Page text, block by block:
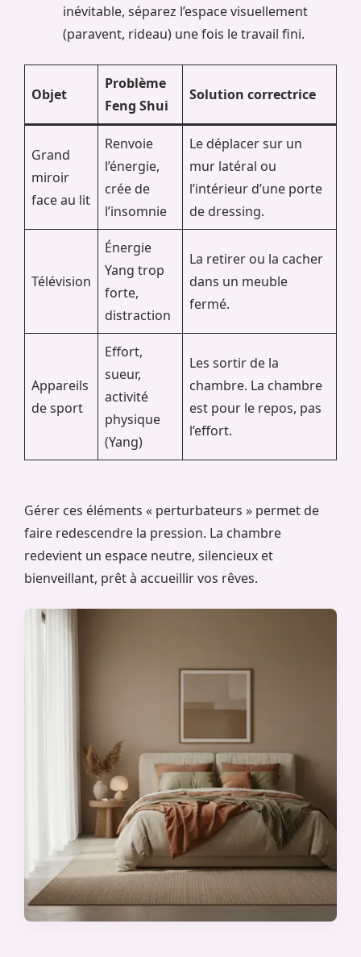
inévitable, séparez l’espace visuellement
(paravent, rideau) une fois le travail fini.
Objet
Problème
Feng Shui
Solution correctrice
Grand
miroir
face au lit
Renvoie
l’énergie,
crée de
l’insomnie
Le déplacer sur un
mur latéral ou
l’intérieur d’une porte
de dressing.
Télévision
Énergie
Yang trop
forte,
distraction
La retirer ou la cacher
dans un meuble
fermé.
Appareils
de sport
Effort,
sueur,
activité
physique
(Yang)
Les sortir de la
chambre. La chambre
est pour le repos, pas
l’effort.
Gérer ces éléments « perturbateurs » permet de
faire redescendre la pression. La chambre
redevient un espace neutre, silencieux et
bienveillant, prêt à accueillir vos rêves.